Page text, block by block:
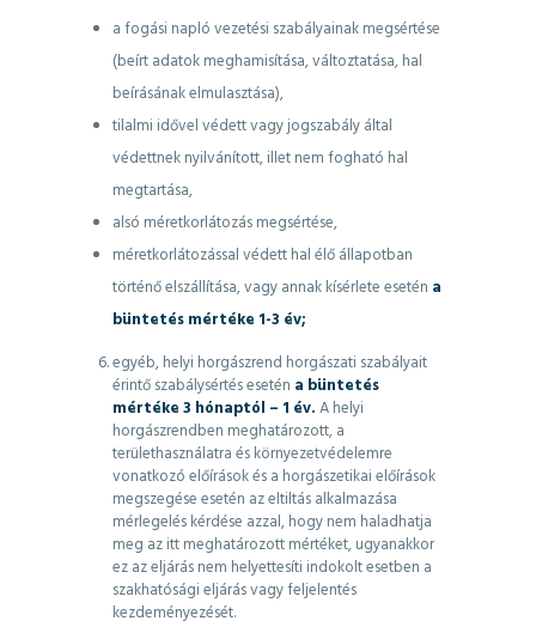
a fogási napló vezetési szabályainak megsértése
(beírt adatok meghamisítása, változtatása, hal
beírásának elmulasztása),
tilalmi idővel védett vagy jogszabály által
védettnek nyilvánított, illet nem fogható hal
megtartása,
alsó méretkorlátozás megsértése,
méretkorlátozással védett hal élő állapotban
történő elszállítása, vagy annak kísérlete esetén a
büntetés mértéke 1-3 év;
egyéb, helyi horgászrend horgászati szabályait
érintő szabálysértés esetén a büntetés
mértéke 3 hónaptól – 1 év.A helyi
horgászrendben meghatározott, a
területhasználatra és környezetvédelemre
vonatkozó előírások és a horgászetikai előírások
megszegése esetén az eltiltás alkalmazása
mérlegelés kérdése azzal, hogy nem haladhatja
meg az itt meghatározott mértéket, ugyanakkor
ez az eljárás nem helyettesíti indokolt esetben a
szakhatósági eljárás vagy feljelentés
kezdeményezését.